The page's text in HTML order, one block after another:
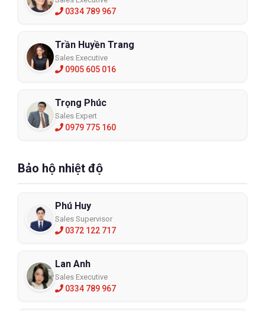
0334 789 967
Trần Huyền Trang
Sales Executive
0905 605 016
Trọng Phúc
Sales Expert
0979 775 160
Bảo hộ nhiệt độ
Phú Huy
Sales Supervisor
0372 122 717
Lan Anh
Sales Executive
0334 789 967